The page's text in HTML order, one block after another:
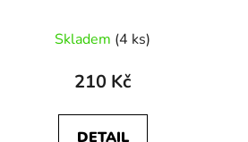
Skladem (4 ks)
210 Kč
DETAIL